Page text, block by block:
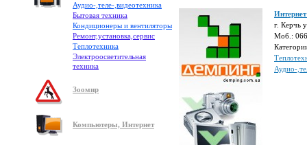
Аудио-,теле-,видеотехника
Бытовая техника
Кондиционеры и вентиляторы
Ремонт,установка,сервис
Теплотехника
Электроосветительная
техника
Зоомир
Компьютеры, Интернет
г. Керчь
Моб.:
Аудио-